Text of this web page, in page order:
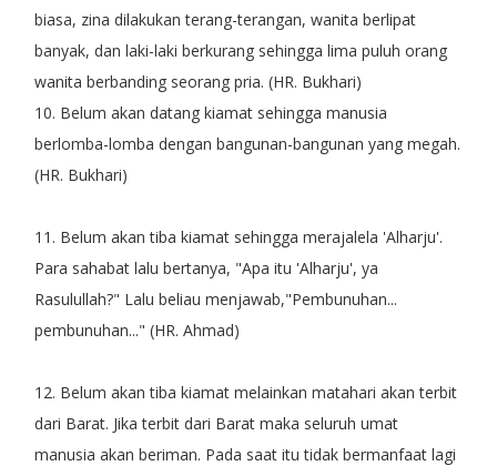
biasa, zina dilakukan terang-terangan, wanita berlipat
banyak, dan laki-laki berkurang sehingga lima puluh orang
wanita berbanding seorang pria. (HR. Bukhari)
10. Belum akan datang kiamat sehingga manusia
berlomba-lomba dengan bangunan-bangunan yang megah.
(HR. Bukhari)
11. Belum akan tiba kiamat sehingga merajalela 'Alharju'.
Para sahabat lalu bertanya, "Apa itu 'Alharju', ya
Rasulullah?" Lalu beliau menjawab,"Pembunuhan...
pembunuhan..." (HR. Ahmad)
12. Belum akan tiba kiamat melainkan matahari akan terbit
dari Barat. Jika terbit dari Barat maka seluruh umat
manusia akan beriman. Pada saat itu tidak bermanfaat lagi